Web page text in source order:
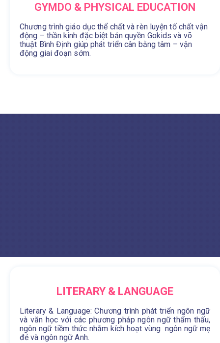
GYMDO & PHYSICAL EDUCATION
Chương trình giáo dục thể chất và rèn luyện tố chất vận
động – thần kinh đặc biệt bản quyền Gokids và võ
thuật Bình Định giúp phát triển cân bằng tâm – vận
động giai đoạn sớm.
LITERARY & LANGUAGE
Literary & Language: Chương trình phát triển ngôn ngữ
và văn học với các phương pháp ngôn ngữ thẩm thấu,
ngôn ngữ tiềm thức nhằm kích hoạt vùng ngôn ngữ mẹ
đẻ và ngôn ngữ Anh.